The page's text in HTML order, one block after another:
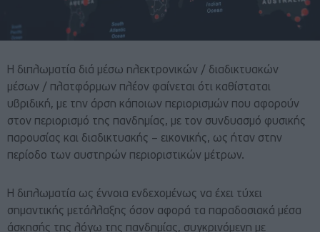
Η διπλωματία διά μέσω ηλεκτρονικών / διαδικτυακών
μέσων / πλατφόρμων πλέον φαίνεται ότι καθίσταται
υβριδική, με την άρση κάποιων περιορισμών που αφορούν
στον περιορισμό της πανδημίας, με τον συνδυασμό φυσικής
παρουσίας και διαδικτυακής – εικονικής, ως ήταν στην
περίοδο των αυστηρών περιοριστικών μέτρων.
Η διπλωματία ως έννοια ενδεχομένως να έχει τύχει
σημαντικής μετάλλαξης όσον αφορά τα παραδοσιακά μέσα
άσκησής της λόγω της πανδημίας, συγκρινόμενη με